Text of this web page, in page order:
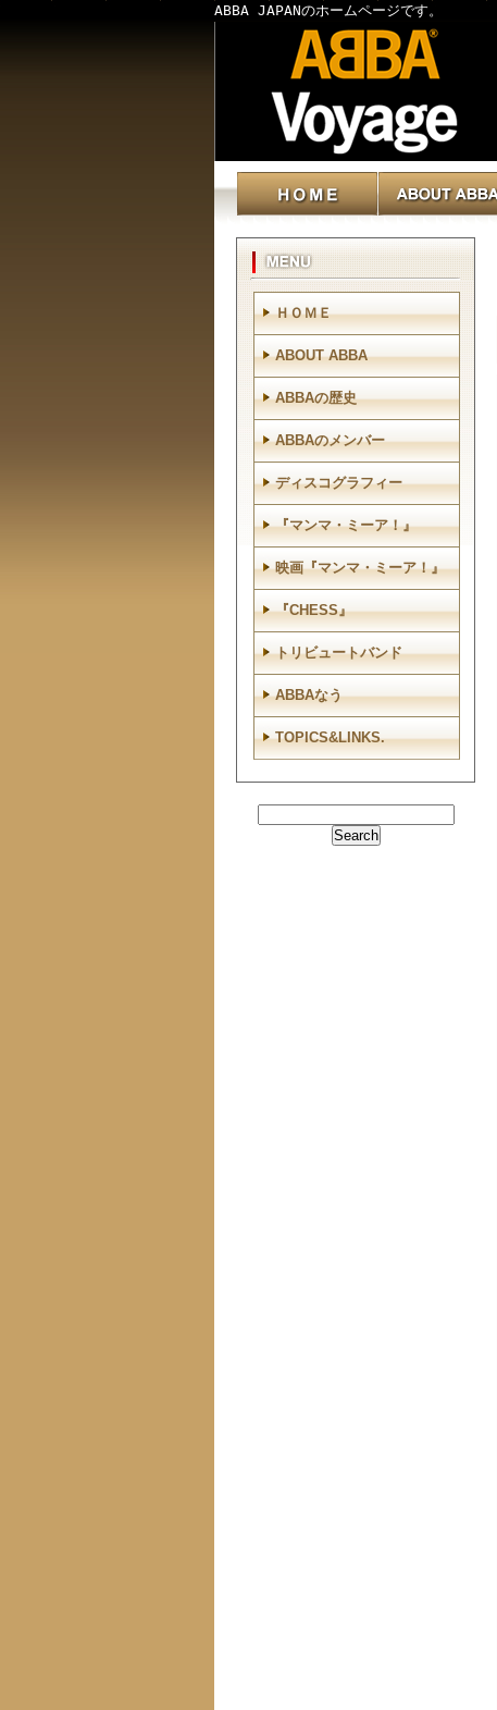
ABBA JAPANのホームページです。
ＨＯＭＥ
ABOUT ABBA
ABBAの歴史
ABBAのメンバー
ディスコグラフィー
『マンマ・ミーア！』
映画『マンマ・ミーア！』
『CHESS』
トリビュートバンド
ABBAなう
TOPICS&LINKS.